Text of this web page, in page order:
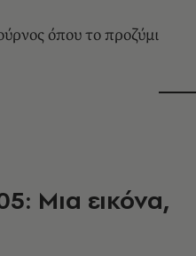
όπου το προζύμι
Μια εικόνα,